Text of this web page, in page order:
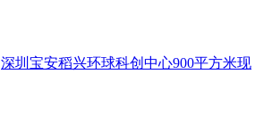
深圳宝安稻兴环球科创中心900平方米现